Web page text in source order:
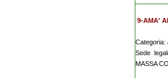
9-AMA'
Categoria:
Sede
MASSA